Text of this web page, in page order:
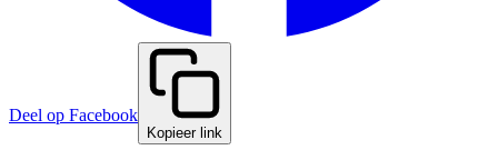
Deel op Facebook
Kopieer link